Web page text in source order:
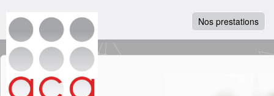
Nos prestations